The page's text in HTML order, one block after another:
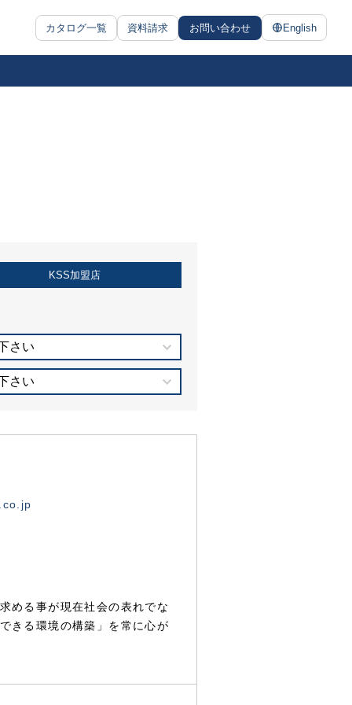
カタログ一覧 資料請求 お問い合わせ English
KSS加盟店
さい
さい
める事が現在社会の表れでな
きる環境の構築」を常に心が